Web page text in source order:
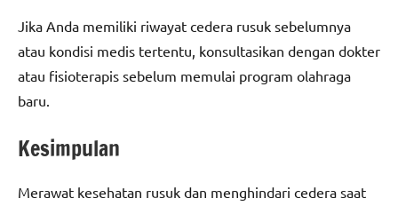
Jika Anda memiliki riwayat cedera rusuk sebelumnya
atau kondisi medis tertentu, konsultasikan dengan dokter
atau fisioterapis sebelum memulai program olahraga
baru.
Kesimpulan
Merawat kesehatan rusuk dan menghindari cedera saat